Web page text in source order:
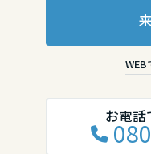
お電話
高知県
九州エリア